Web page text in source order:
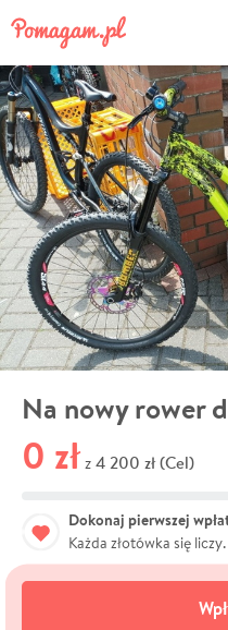
Na nowy rower
0 zł z 4 200 zł (Cel)
Dokonaj pierwszej
Każda złotówka się liczy.